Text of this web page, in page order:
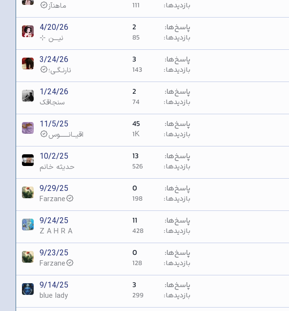
بازدیدها 111 ماهنآز
پاسخ‌ها 2
بازدیدها 85
4/20/26
نیـــن ⊹
پاسخ‌ها 3
بازدیدها 143
3/24/26
نارنـگـی؛
پاسخ‌ها 2
بازدیدها 74
1/24/26
سنجاقک
پاسخ‌ها 45
بازدیدها 1K
11/5/25
اقیــانــــــوس
پاسخ‌ها 13
بازدیدها 526
10/2/25
حدیثه خانم
پاسخ‌ها 0
بازدیدها 198
9/29/25
Farzane
پاسخ‌ها 11
بازدیدها 428
9/24/25
Z A H R A
پاسخ‌ها 0
بازدیدها 128
9/23/25
Farzane
پاسخ‌ها 3
بازدیدها 299
9/14/25
blue lady